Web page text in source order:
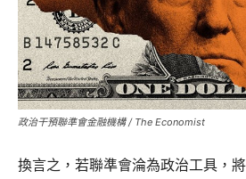
政治干預聯準會金融機構 / The Economist
換言之，若聯準會淪為政治工具，